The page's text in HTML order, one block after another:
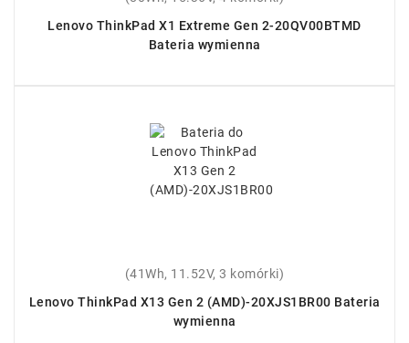
Lenovo ThinkPad X1 Extreme Gen 2-20QV00BTMD
Bateria wymienna
(41Wh, 11.52V, 3 komórki)
Lenovo ThinkPad X13 Gen 2 (AMD)-20XJS1BR00 Bateria
wymienna